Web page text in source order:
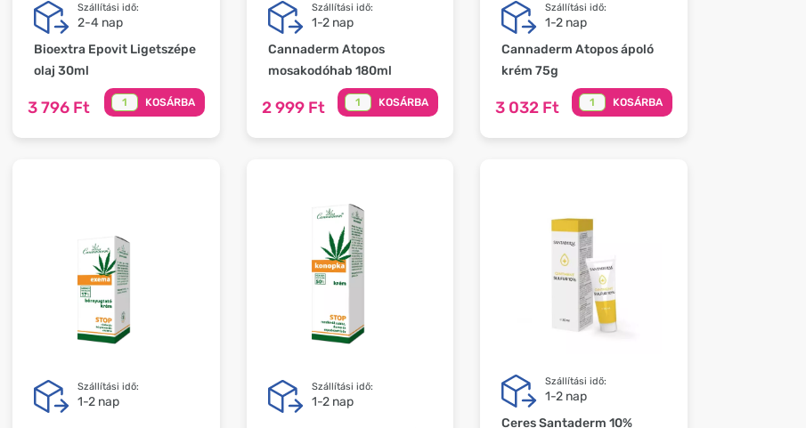
Szállítási idő:
2-4 nap
Bioextra Epovit Ligetszépe
olaj 30ml
3 796 Ft KOSÁRBA
Szállítási idő:
1-2 nap
Cannaderm Atopos
mosakodóhab 180ml
2 999 Ft KOSÁRBA
Szállítási idő:
1-2 nap
Cannaderm Atopos ápoló
krém 75g
3 032 Ft KOSÁRBA
Szállítási idő:
1-2 nap
Szállítási idő:
1-2 nap
Szállítási idő:
1-2 nap
Ceres Santaderm 10%